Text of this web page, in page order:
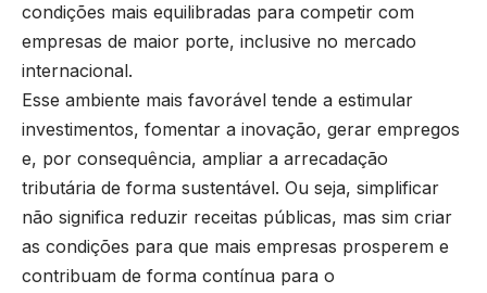
condições mais equilibradas para competir com
empresas de maior porte, inclusive no mercado
internacional.
Esse ambiente mais favorável tende a estimular
investimentos, fomentar a inovação, gerar empregos
e, por consequência, ampliar a arrecadação
tributária de forma sustentável. Ou seja, simplificar
não significa reduzir receitas públicas, mas sim criar
as condições para que mais empresas prosperem e
contribuam de forma contínua para o